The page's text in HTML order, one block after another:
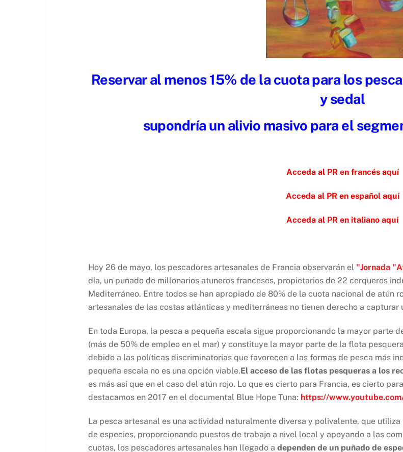
Reservar al menos 15% de la cuota para los
y sedal
supondría un alivio masivo para el
Acceda al PR en francés aquí
Acceda al PR en español aquí
Acceda al PR en italiano aquí
Hoy 26 de mayo, los pescadores artesanales de Francia observarán el "Jornada
día, un puñado de millonarios atuneros franceses, propietarios de 22 cerqueros
Mediterráneo. Entre todos se han apropiado de 80% de la cuota nacional de atún
artesanales de las costas atlánticas y mediterráneas no tienen derecho a capturar
En toda Europa, la pesca a pequeña escala sigue proporcionando la mayor parte
(más de 50% de empleo en el mar) y constituye la mayor parte de la flota
debido a las políticas discriminatorias que favorecen a las formas de pesca más
pequeña escala no es una opción viable.El acceso de las flotas pesqueras a los
es más así que en el caso del atún rojo. Lo que es cierto para Francia, es cierto
destacamos en 2017 en el documental Blue Hope Tuna: https://
La pesca artesanal es una actividad naturalmente diversa y polivalente, que
de especies, proporcionando puestos de trabajo a nivel local y apoyando a las
cuotas, los pescadores artesanales han llegado adependen de un puñado de